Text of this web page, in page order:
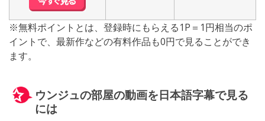
※無料ポイントとは、登録時にもらえる1P＝1円相当のポ
イントで、最新作などの有料作品も0円で見ることができ
ます。
ウンジュの部屋の動画を日本語字幕で見る
には